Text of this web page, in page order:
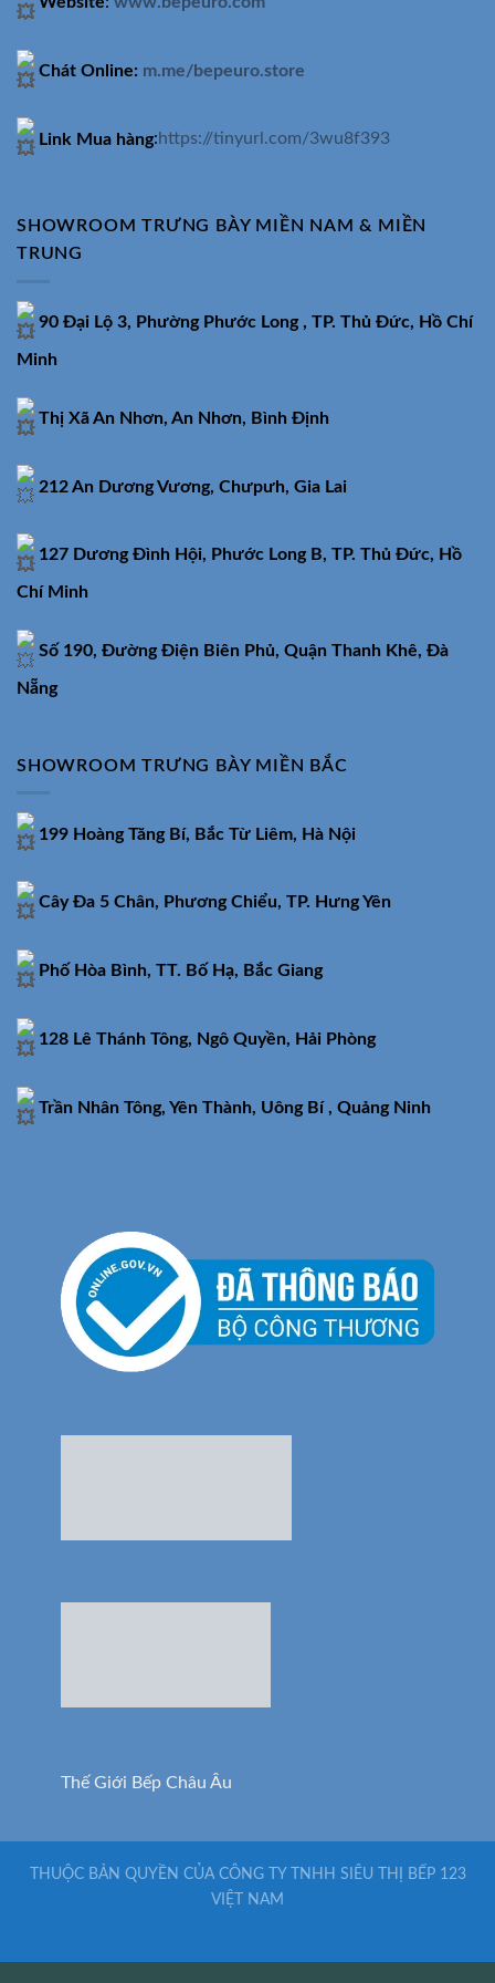
Chát Online: m.me/bepeuro.store
Link Mua hàng:https://tinyurl.com/3wu8f393
SHOWROOM TRƯNG BÀY MIỀN NAM & MIỀN
TRUNG
90 Đại Lộ 3, Phường Phước Long , TP. Thủ Đức, Hồ Chí
Minh
Thị Xã An Nhơn, An Nhơn, Bình Định
212 An Dương Vương, Chưpưh, Gia Lai
127 Dương Đình Hội, Phước Long B, TP. Thủ Đức, Hồ
Chí Minh
Số 190, Đường Điện Biên Phủ, Quận Thanh Khê, Đà
Nẵng
SHOWROOM TRƯNG BÀY MIỀN BẮC
199 Hoàng Tăng Bí, Bắc Từ Liêm, Hà Nội
Cây Đa 5 Chân, Phương Chiểu, TP. Hưng Yên
Phố Hòa Bình, TT. Bố Hạ, Bắc Giang
128 Lê Thánh Tông, Ngô Quyền, Hải Phòng
Trần Nhân Tông, Yên Thành, Uông Bí , Quảng Ninh